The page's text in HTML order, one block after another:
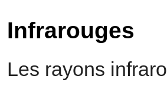
Infrarouges
Les rayons